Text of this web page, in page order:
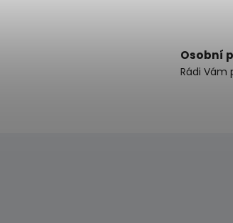
Osobní
Rádi Vám